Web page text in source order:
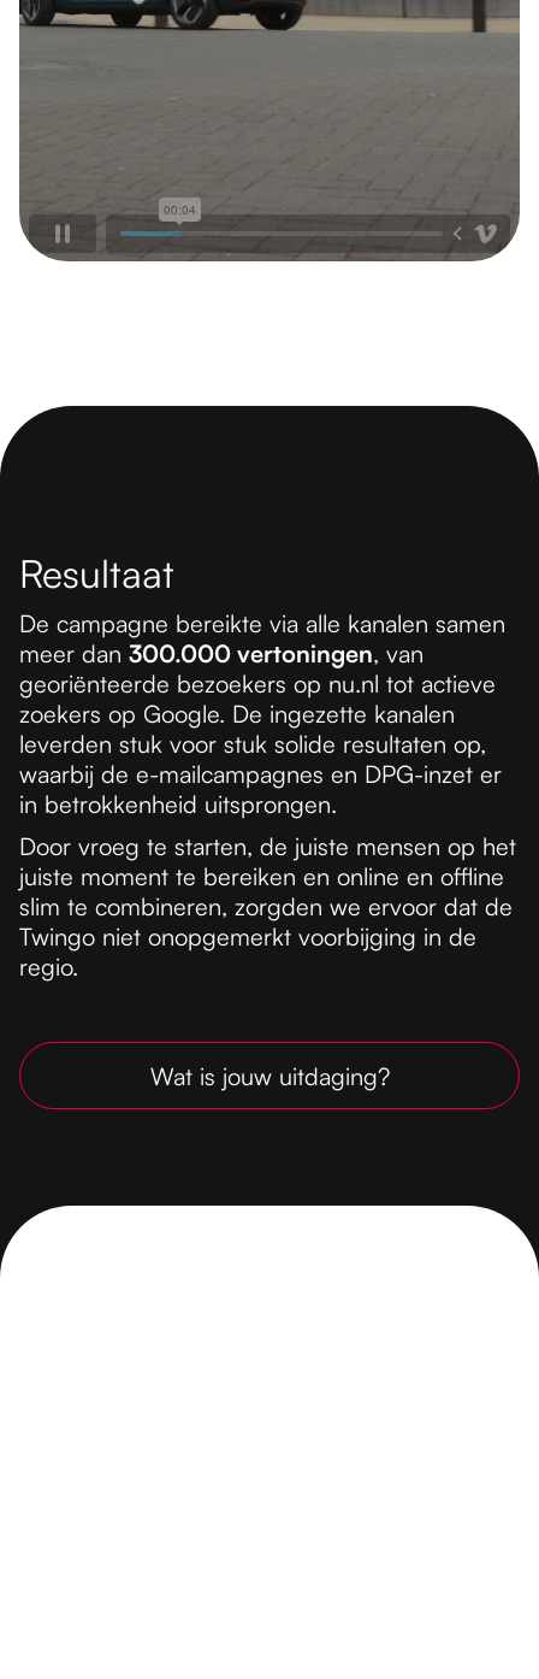
Resultaat
De campagne bereikte via alle kanalen samen
meer dan 300.000 vertoningen, van
georiënteerde bezoekers op nu.nl tot actieve
zoekers op Google. De ingezette kanalen
leverden stuk voor stuk solide resultaten op,
waarbij de e-mailcampagnes en DPG-inzet er
in betrokkenheid uitsprongen.
Door vroeg te starten, de juiste mensen op het
juiste moment te bereiken en online en offline
slim te combineren, zorgden we ervoor dat de
Twingo niet onopgemerkt voorbijging in de
regio.
Wat is jouw uitdaging?